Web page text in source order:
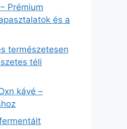
Prémium
és a
természetesen
téli
kávé –